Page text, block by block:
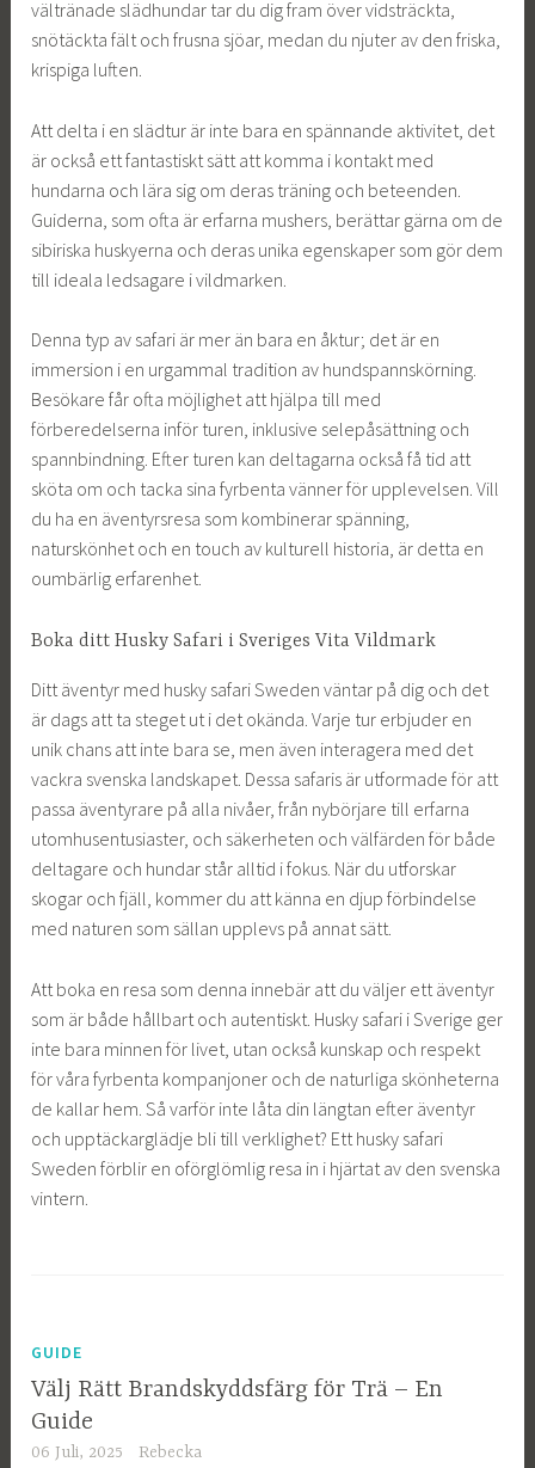
vältränade slädhundar tar du dig fram över vidsträckta,
snötäckta fält och frusna sjöar, medan du njuter av den friska,
krispiga luften.
Att delta i en slädtur är inte bara en spännande aktivitet, det
är också ett fantastiskt sätt att komma i kontakt med
hundarna och lära sig om deras träning och beteenden.
Guiderna, som ofta är erfarna mushers, berättar gärna om de
sibiriska huskyerna och deras unika egenskaper som gör dem
till ideala ledsagare i vildmarken.
Denna typ av safari är mer än bara en åktur; det är en
immersion i en urgammal tradition av hundspannskörning.
Besökare får ofta möjlighet att hjälpa till med
förberedelserna inför turen, inklusive selepåsättning och
spannbindning. Efter turen kan deltagarna också få tid att
sköta om och tacka sina fyrbenta vänner för upplevelsen. Vill
du ha en äventyrsresa som kombinerar spänning,
naturskönhet och en touch av kulturell historia, är detta en
oumbärlig erfarenhet.
Boka ditt Husky Safari i Sveriges Vita Vildmark
Ditt äventyr med husky safari Sweden väntar på dig och det
är dags att ta steget ut i det okända. Varje tur erbjuder en
unik chans att inte bara se, men även interagera med det
vackra svenska landskapet. Dessa safaris är utformade för att
passa äventyrare på alla nivåer, från nybörjare till erfarna
utomhusentusiaster, och säkerheten och välfärden för både
deltagare och hundar står alltid i fokus. När du utforskar
skogar och fjäll, kommer du att känna en djup förbindelse
med naturen som sällan upplevs på annat sätt.
Att boka en resa som denna innebär att du väljer ett äventyr
som är både hållbart och autentiskt. Husky safari i Sverige ger
inte bara minnen för livet, utan också kunskap och respekt
för våra fyrbenta kompanjoner och de naturliga skönheterna
de kallar hem. Så varför inte låta din längtan efter äventyr
och upptäckarglädje bli till verklighet? Ett husky safari
Sweden förblir en oförglömlig resa in i hjärtat av den svenska
vintern.
GUIDE
Välj Rätt Brandskyddsfärg för Trä – En
Guide
06 Juli, 2025 Rebecka